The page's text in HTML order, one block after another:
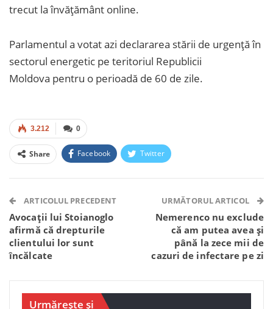
trecut la învățământ online.
Parlamentul a votat azi declararea stării de urgență în
sectorul energetic pe teritoriul Republicii
Moldova pentru o perioadă de 60 de zile.
0
3.212
Share Facebook Twitter
Telegram WhatsApp Viber
ARTICOLUL PRECEDENT
Avocații lui Stoianoglo
afirmă că drepturile
clientului lor sunt
încălcate
URMĂTORUL ARTICOL
Nemerenco nu exclude
că am putea avea și
până la zece mii de
cazuri de infectare pe zi
Urmărește și